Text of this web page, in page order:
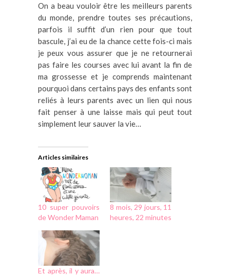
On a beau vouloir être les meilleurs parents
du monde, prendre toutes ses précautions,
parfois il suffit d’un rien pour que tout
bascule, j’ai eu de la chance cette fois-ci mais
je peux vous assurer que je ne retournerai
pas faire les courses avec lui avant la fin de
ma grossesse et je comprends maintenant
pourquoi dans certains pays des enfants sont
reliés à leurs parents avec un lien qui nous
fait penser à une laisse mais qui peut tout
simplement leur sauver la vie…
Articles similaires
10 super pouvoirs
de Wonder Maman
8 mois, 29 jours, 11
heures, 22 minutes
Et après, il y aura…